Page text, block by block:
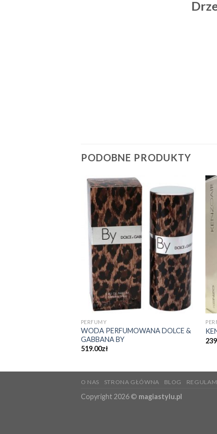
PODOBNE PRODUKTY
PERFUMY
WODA PERFUMOWANA DOLCE &
GABBANA BY
519.00zł
O NAS STRONA GŁÓWNA BLOG
Copyright 2026 © magiastylu.pl